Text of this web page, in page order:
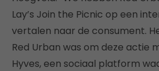
Lay’s Join the Picnic op een
vertalen naar de consument.
Red Urban was om deze actie
Hyves, een sociaal platform